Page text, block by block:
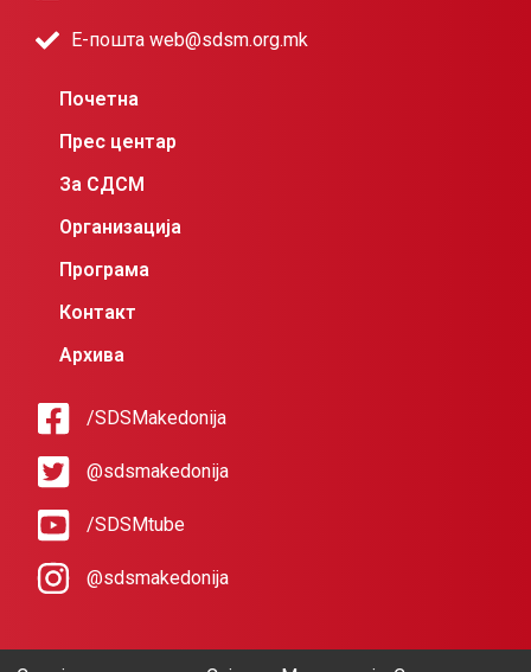
Е-пошта web@sdsm.org.mk
Почетна
Прес центар
За СДСМ
Организација
Програма
Контакт
Архива
/SDSMakedonija
@sdsmakedonija
/SDSMtube
@sdsmakedonija